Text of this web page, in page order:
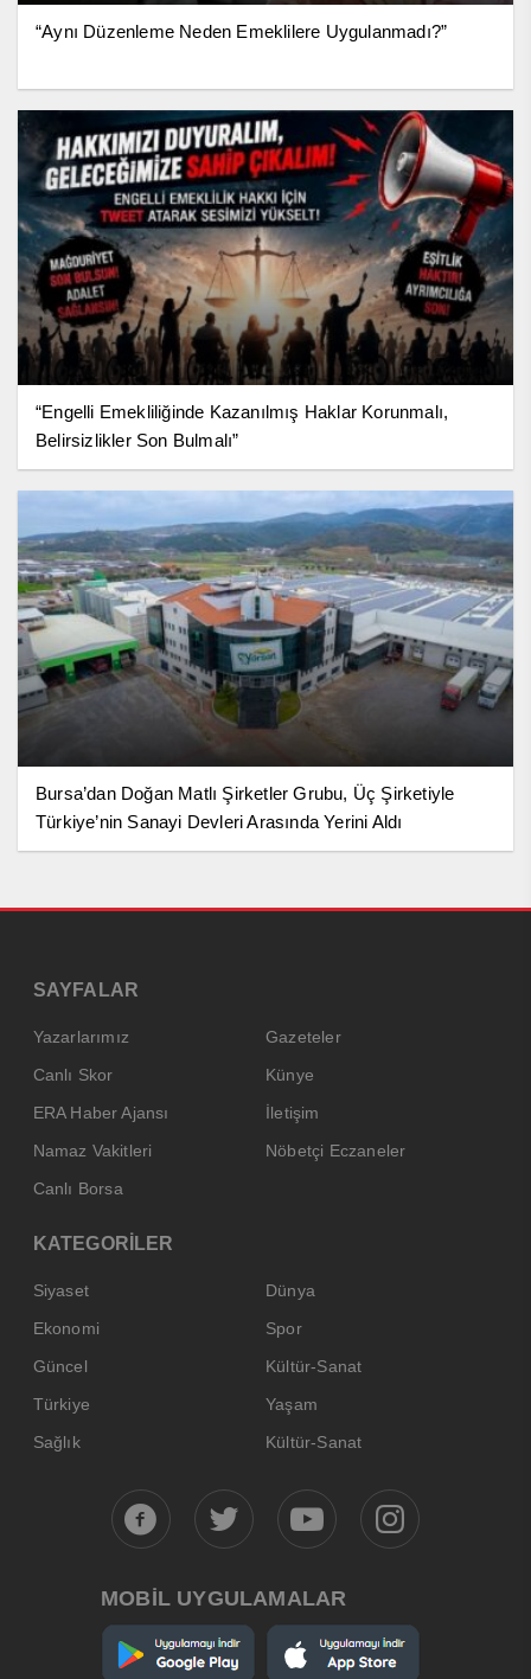
“Aynı Düzenleme Neden Emeklilere Uygulanmadı?”
“Engelli Emekliliğinde Kazanılmış Haklar Korunmalı,
Belirsizlikler Son Bulmalı”
Bursa’dan Doğan Matlı Şirketler Grubu, Üç Şirketiyle
Türkiye’nin Sanayi Devleri Arasında Yerini Aldı
SAYFALAR
Yazarlarımız
Gazeteler
Canlı Skor
Künye
ERA Haber Ajansı
İletişim
Namaz Vakitleri
Nöbetçi Eczaneler
Canlı Borsa
KATEGORİLER
Siyaset
Dünya
Ekonomi
Spor
Güncel
Kültür-Sanat
Türkiye
Yaşam
Sağlık
Kültür-Sanat
MOBİL UYGULAMALAR